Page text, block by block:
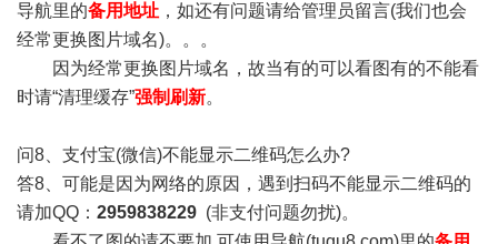
导航里的备用地址 ，如还有问题请给管理员留言(我们也会
经常更换图片域名)。。。
因为经常更换图片域名，故当有的可以看图有的不能看
时请“清理缓存”强制刷新。
问8、支付宝(微信)不能显示二维码怎么办?
答8、可能是因为网络的原因，遇到扫码不能显示二维码的
请加QQ： 2959838229 (非支付问题勿扰)。